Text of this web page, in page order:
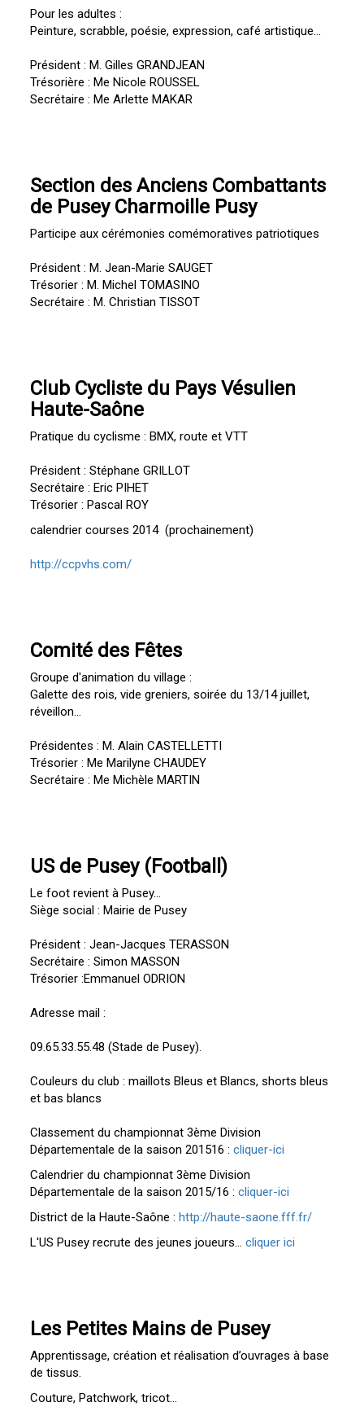
Pour les adultes :
Peinture, scrabble, poésie, expression, café artistique...
Président : M. Gilles GRANDJEAN
Trésorière : Me Nicole ROUSSEL
Secrétaire : Me Arlette MAKAR
Section des Anciens Combattants
de Pusey Charmoille Pusy
Participe aux cérémonies comémoratives patriotiques
Président : M. Jean-Marie SAUGET
Trésorier : M. Michel TOMASINO
Secrétaire : M. Christian TISSOT
Club Cycliste du Pays Vésulien
Haute-Saône
Pratique du cyclisme : BMX, route et VTT
Président : Stéphane GRILLOT
Secrétaire : Eric PIHET
Trésorier : Pascal ROY
calendrier courses 2014 (prochainement)
http://ccpvhs.com/
Comité des Fêtes
Groupe d'animation du village :
Galette des rois, vide greniers, soirée du 13/14 juillet,
réveillon...
Présidentes : M. Alain CASTELLETTI
Trésorier : Me Marilyne CHAUDEY
Secrétaire : Me Michèle MARTIN
US de Pusey (Football)
Le foot revient à Pusey...
Siège social : Mairie de Pusey
Président : Jean-Jacques TERASSON
Secrétaire : Simon MASSON
Trésorier :Emmanuel ODRION
Adresse mail :
09.65.33.55.48 (Stade de Pusey).
Couleurs du club : maillots Bleus et Blancs, shorts bleus
et bas blancs
Classement du championnat 3ème Division
Départementale de la saison 201516 :cliquer-ici
Calendrier du championnat 3ème Division
Départementale de la saison 2015/16 :cliquer-ici
District de la Haute-Saône : http://haute-saone.fff.fr/
L'US Pusey recrute des jeunes joueurs...cliquer ici
Les Petites Mains de Pusey
Apprentissage, création et réalisation d’ouvrages à base
de tissus.
Couture, Patchwork, tricot...